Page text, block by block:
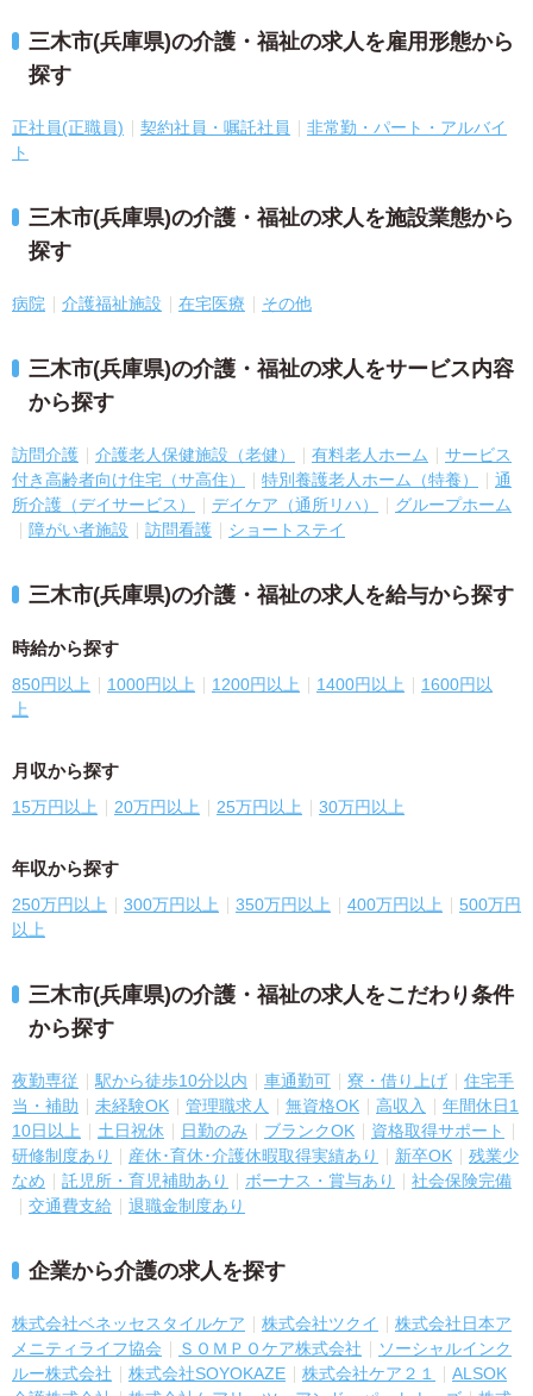
三木市(兵庫県)の介護・福祉の求人を雇用形態から
探す
正社員(正職員) 契約社員・嘱託社員
非常勤・パート・アルバイ
ト
三木市(兵庫県)の介護・福祉の求人を施設業態から
探す
病院 介護福祉施設 在宅医療 その他
三木市(兵庫県)の介護・福祉の求人をサービス内容
から探す
訪問介護 介護老人保健施設（老健） 有料老人ホーム
サービス
付き高齢者向け住宅（サ高住）
特別養護老人ホーム（特養）
通
所介護（デイサービス）
デイケア（通所リハ）
グループホーム
障がい者施設
訪問看護 ショートステイ
三木市(兵庫県)の介護・福祉の求人を給与から探す
時給から探す
850円以上 1000円以上 1200円以上 1400円以上
1600円以
上
月収から探す
15万円以上 20万円以上 25万円以上 30万円以上
年収から探す
250万円以上 300万円以上 350万円以上 400万円以上
500万円
以上
三木市(兵庫県)の介護・福祉の求人をこだわり条件
から探す
夜勤専従 駅から徒歩10分以内 車通勤可 寮・借り上げ
住宅手
当・補助
未経験OK 管理職求人 無資格OK 高収入
年間休日1
10日以上
土日祝休 日勤のみ ブランクOK
資格取得サポート
研修制度あり
産休･育休･介護休暇取得実績あり 新卒OK
残業少
なめ
託児所・育児補助あり ボーナス・賞与あり
社会保険完備
交通費支給
退職金制度あり
企業から介護の求人を探す
株式会社ベネッセスタイルケア 株式会社ツクイ
株式会社日本ア
メニティライフ協会
ＳＯＭＰＯケア株式会社
ソーシャルインク
ルー株式会社
株式会社SOYOKAZE 株式会社ケア２１
ALSOK